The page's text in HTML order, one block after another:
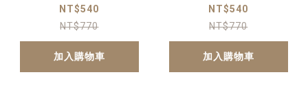
字夾腳拖
NT$540
NT$770
加入購物車
夾腳拖
NT$540
NT$770
加入購物車